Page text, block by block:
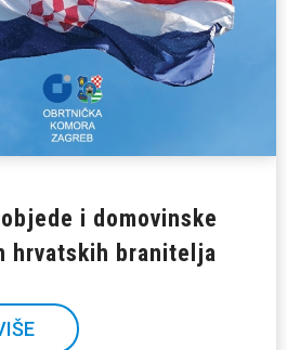
i domovinske
hrvatskih branitelja